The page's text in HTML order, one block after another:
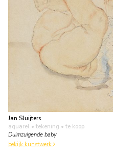
Jan Sluijters
aquarel • tekening • te koop
Duimzuigende baby
bekijk kunstwerk